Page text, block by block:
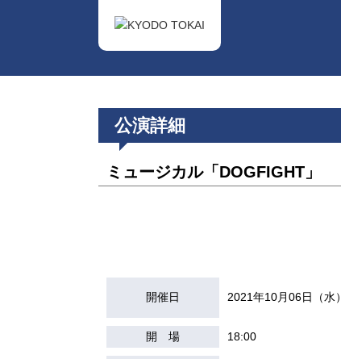
公演詳細
ミュージカル「DOGFIGHT」
開催日 2021年10月06日（水）
開 場 18:00